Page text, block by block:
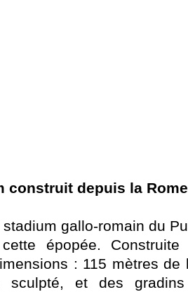
construit depuis la
gallo-romain du
cette épopée.
: 115 mètres de
sculpté, et des